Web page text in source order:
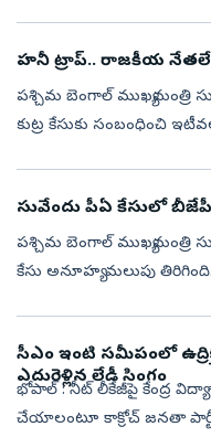
హనీ ట్రాప్‌.. రాజకీయ నేతలే
పశ్చిమ బెంగాల్ ముఖ్యమంత్రి
కుట్ర కేసుకు సంబంధించి
సువేందు పీఏ కేసులో బీజేపీ
పశ్చిమ బెంగాల్‌ ముఖ్యమంత్రి
కేసు అనూహ్య మలుపు తిరిగింది.
సీఎం ఇంటి సమీపంలో
ఎదురెళ్లిన లేడీ సింగం
భోపాల్‌ : నీట్‌ లీకేజీపై కేంద్ర
చేయాలంటూ కాక్రోచ్‌ జనతా